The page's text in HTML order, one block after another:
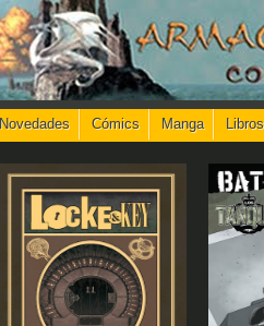
Novedades Cómics Manga Libros